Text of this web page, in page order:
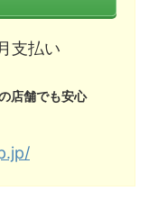
支払い
店舗でも安心